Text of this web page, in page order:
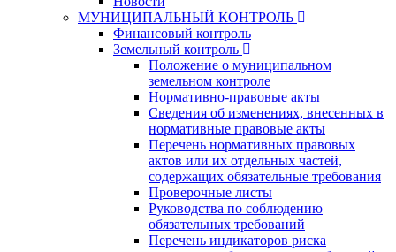
МУНИЦИПАЛЬНЫЙ КОНТРОЛЬ
Финансовый контроль
Земельный контроль
Положение о муниципальном
земельном контроле
Нормативно-правовые акты
Сведения об изменениях, внесенных в
нормативные правовые акты
Перечень нормативных правовых
актов или их отдельных частей,
содержащих обязательные требования
Проверочные листы
Руководства по соблюдению
обязательных требований
Перечень индикаторов риска